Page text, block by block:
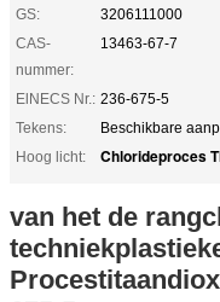
GS:
3206111000
CAS-
nummer:
13463-67-7
ElNECS Nr.: 236-675-5
Tekens:
Beschikbare
Hoog licht:
Chlorideproces
van het de